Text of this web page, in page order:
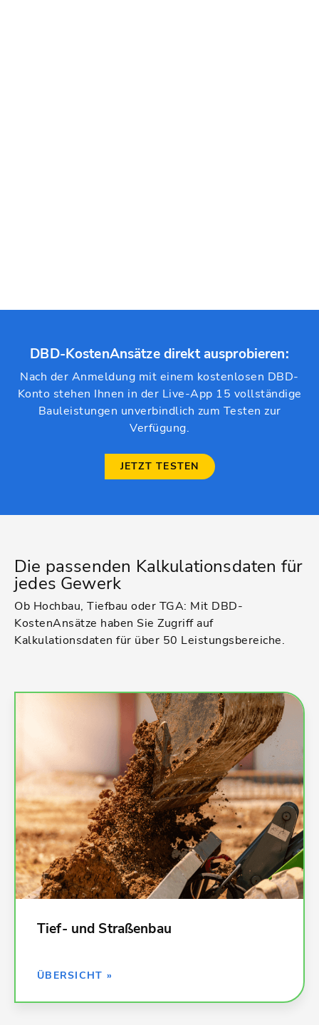
DBD-KostenAnsätze direkt ausprobieren:
Nach der Anmeldung mit einem kostenlosen DBD-
Konto stehen Ihnen in der Live-App 15 vollständige
Bauleistungen unverbindlich zum Testen zur
Verfügung.
JETZT TESTEN
Die passenden Kalkulationsdaten für
jedes Gewerk
Ob Hochbau, Tiefbau oder TGA: Mit DBD-
KostenAnsätze haben Sie Zugriff auf
Kalkulationsdaten für über 50 Leistungsbereiche.
Tief- und Straßenbau
ÜBERSICHT »
Kalkulationsdaten für alle Leistungen im Tief- und
Straßenbau:
002 Erdarbeiten
003 Landschaftsbauarbeiten
006 Spezialtiefbau
008 Wasserhaltungsarbeiten
009 Entwässerungskanalarbeiten
011 Abscheider- und Kleinkläranlagen
080 Straßen, Wege, Plätze
und viele weitere